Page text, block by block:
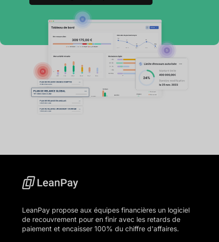
LeanPay propose aux équipes financières un logiciel
de recouvrement pour en finir avec les retards de
paiement et encaisser 100% du chiffre d'affaires.